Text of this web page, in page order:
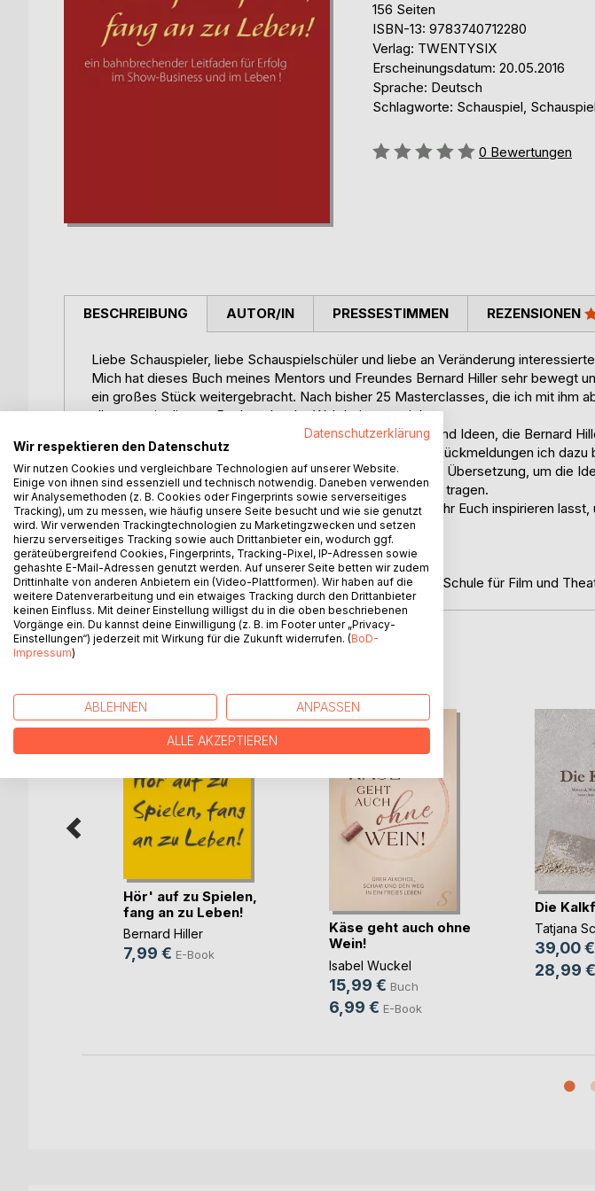
156 Seiten
ISBN-13: 9783740712280
Verlag: TWENTYSIX
Erscheinungsdatum: 20.05.2016
Sprache: Deutsch
Schlagworte: Schauspiel,
Bewertung::
0 Bewertungen
BESCHREIBUNG
Liebe Schauspieler, liebe Schauspielschüler und liebe an Veränderung
Mich hat dieses Buch meines Mentors und Freundes Bernard Hiller sehr bewegt
ein großes Stück weitergebracht. Nach bisher 25 Masterclasses, die ich mit ihm
alles, was in diesem Buch steht, der Wahrheit entspricht.
Unsere Schüler profitieren bereits von den Inspirationen und Ideen, die Bernard
bin überwältigt, welch großartige Resonanz und positive Rückmeldungen ich dazu
Dies wiederum ist der Grund für die vorliegende deutsche Übersetzung, um die
und seine wunderbare Idee der „pink elephants“ weiter zu tragen.
Ich wünsche Euch viel Spaß beim Lesen und hoffe, dass Ihr Euch inspirieren lasst,
Ein „pink elephant“ aus Deutschland.
– Bernd Capitain
Schulleiter der Film Acting School Cologne, internationale Schule für Film und
AUTOR/IN PRESSESTIMMEN REZENSIONEN
WEITERE TITEL BEI
Hör' auf zu Spielen,
fang an zu Leben!
Bernard Hiller
7,99 € E-Book
Käse geht auch ohne
Wein!
Isabel Wuckel
15,99 € Buch
6,99 € E-Book
Die
Tatjana
39,00 €
28,99 €
Datenschutzerklärung
Wir respektieren den Datenschutz
Wir nutzen Cookies und vergleichbare Technologien auf unserer Website.
Einige von ihnen sind essenziell und technisch notwendig. Daneben verwenden
wir Analysemethoden (z. B. Cookies oder Fingerprints sowie serverseitiges
Tracking), um zu messen, wie häufig unsere Seite besucht und wie sie genutzt
wird. Wir verwenden Trackingtechnologien zu Marketingzwecken und setzen
hierzu serverseitiges Tracking sowie auch Drittanbieter ein, wodurch ggf.
geräteübergreifend Cookies, Fingerprints, Tracking-Pixel, IP-Adressen sowie
gehashte E-Mail-Adressen genutzt werden. Auf unserer Seite betten wir zudem
Drittinhalte von anderen Anbietern ein (Video-Plattformen). Wir haben auf die
weitere Datenverarbeitung und ein etwaiges Tracking durch den Drittanbieter
keinen Einfluss. Mit deiner Einstellung willigst du in die oben beschriebenen
Vorgänge ein. Du kannst deine Einwilligung (z. B. im Footer unter „Privacy-
Einstellungen“) jederzeit mit Wirkung für die Zukunft widerrufen. (BoD-
Impressum)
ABLEHNEN ANPASSEN
ALLE AKZEPTIEREN